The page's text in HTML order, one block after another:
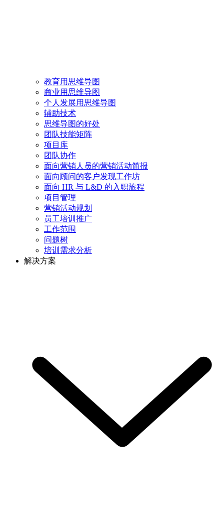
教育用思维导图
商业用思维导图
个人发展用思维导图
辅助技术
思维导图的好处
团队技能矩阵
项目库
团队协作
面向营销人员的营销活动简报
面向顾问的客户发现工作坊
面向 HR 与 L&D 的入职旅程
项目管理
营销活动规划
员工培训推广
工作范围
问题树
培训需求分析
解决方案